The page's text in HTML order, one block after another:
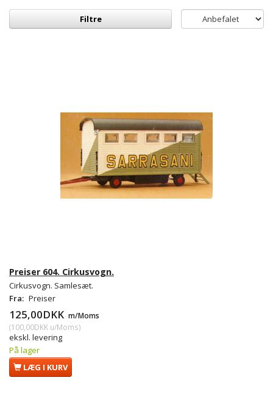
Filtre
Preiser 604. Cirkusvogn.
Cirkusvogn. Samlesæt.
Fra: Preiser
125,00DKK m/Moms
(100,00DKK u/Moms)
ekskl. levering
På lager
LÆG I KURV